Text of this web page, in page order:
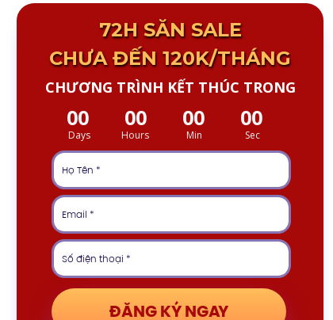
ĐĂNG KÝ NGAY
72H SĂN SALE
CHƯA ĐẾN 120K/THÁNG
CHƯƠNG TRÌNH KẾT THÚC TRONG
00 00 00 00
Days Hours Min Sec